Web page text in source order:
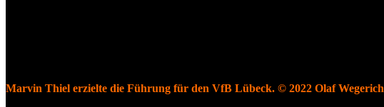
Marvin Thiel erzielte die Führung für den VfB Lübeck. © 2022 Olaf Wegerich